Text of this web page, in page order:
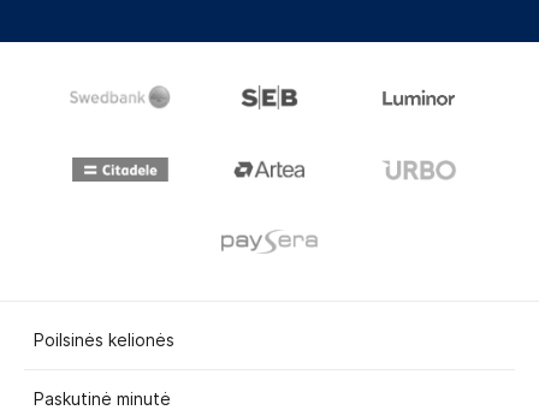
Poilsinės kelionės
Paskutinė minutė